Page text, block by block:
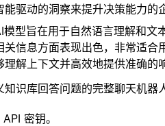
驱动的洞察来提升决策能力的
模型旨在用于自然语言理解和文
信息方面表现出色，非常适合
解上下文并高效地提供准确的
识库回答问题的完整聊天机器人
密钥。